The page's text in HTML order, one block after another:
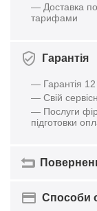
— Доставка
тарифами
Гарантія
— Гарантія 12
— Свій
— Послуги
підготовки
Способи